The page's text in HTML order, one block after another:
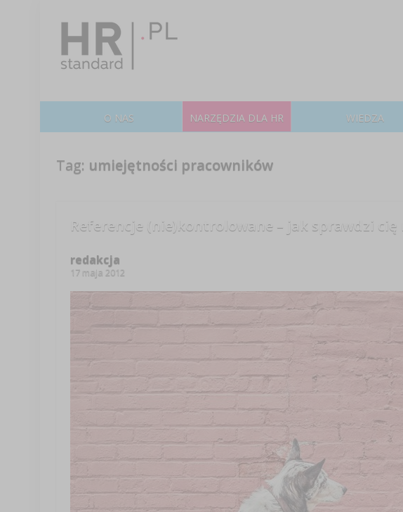
O NAS NARZĘDZIA DLA HR WIEDZA
Tag: umiejętności pracowników
Referencje (nie)kontrolowane – jak sprawdzi
redakcja
17 maja 2012